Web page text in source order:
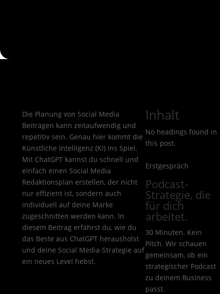
Die Planung von Social Media
Beiträgen kann zeitaufwendig und
repetitiv sein. Genau hier kommt die
Künstliche Intelligenz (KI) ins Spiel.
Mit ChatGPT kannst du schnell und
einfach einen Social Media
Redaktionsplan erstellen, der nicht
nur effizient ist, sondern auch
individuell auf deine Marke
zugeschnitten werden kann. In
diesem Beitrag erfährst du, wie du
das Beste aus ChatGPT herausholst
und deine Social Media-Strategie auf
ein neues Level hebst.
Inhalt
No headings found in
this post.
Erstgespräch
Podcast-
Strategie, die
für dich
arbeitet.
30 Minuten. Kein
Pitch. Wir schauen
gemeinsam, ob ein
strategischer Podcast
zu deinem Business
passt.